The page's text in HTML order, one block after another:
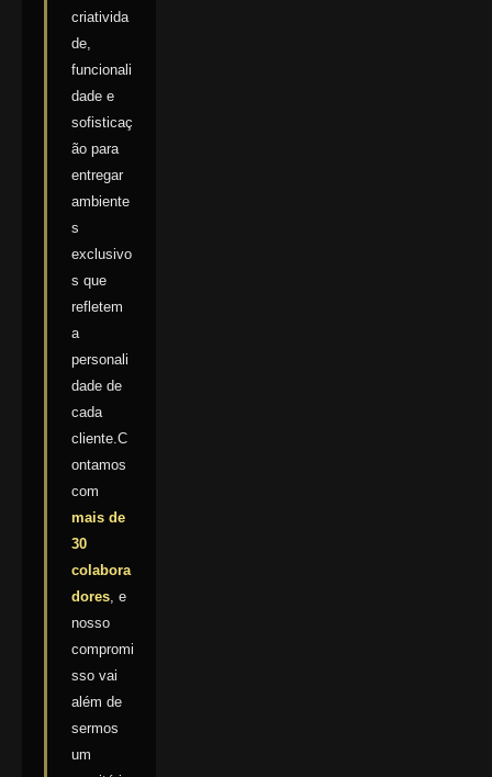
criativida
de,
funcionali
dade e
sofisticaç
ão para
entregar
ambiente
s
exclusivo
s que
refletem
a
personali
dade de
cada
cliente.C
ontamos
com
mais de
30
colabora
dores , e
nosso
compromi
sso vai
além de
sermos
um